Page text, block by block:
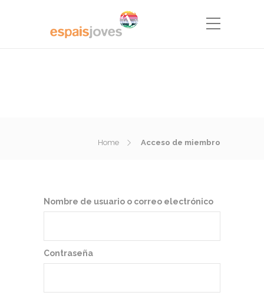
Home Acceso de miembro
Nombre de usuario o correo electrónico
Contraseña